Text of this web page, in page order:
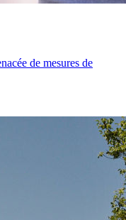
de mesures de